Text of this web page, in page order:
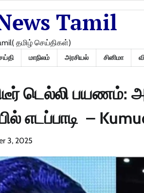
Tamil
தமிழ் செய்திகள்)
மாநிலம் அரசியல் சினிமா
டெல்லி
எடப்பாடி –
3, 2025